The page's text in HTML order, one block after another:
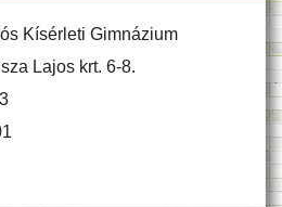
Kísérleti Gimnázium
Lajos krt. 6-8.